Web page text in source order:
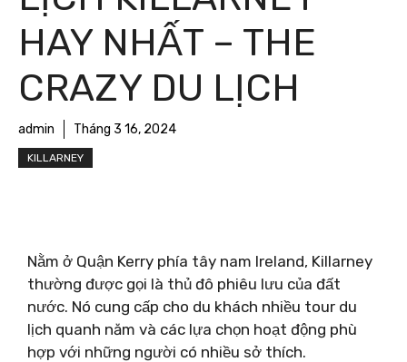
HAY NHẤT – THE
CRAZY DU LỊCH
admin Tháng 3 16, 2024
KILLARNEY
Nằm ở Quận Kerry phía tây nam Ireland, Killarney
thường được gọi là thủ đô phiêu lưu của đất
nước. Nó cung cấp cho du khách nhiều tour du
lịch quanh năm và các lựa chọn hoạt động phù
hợp với những người có nhiều sở thích.